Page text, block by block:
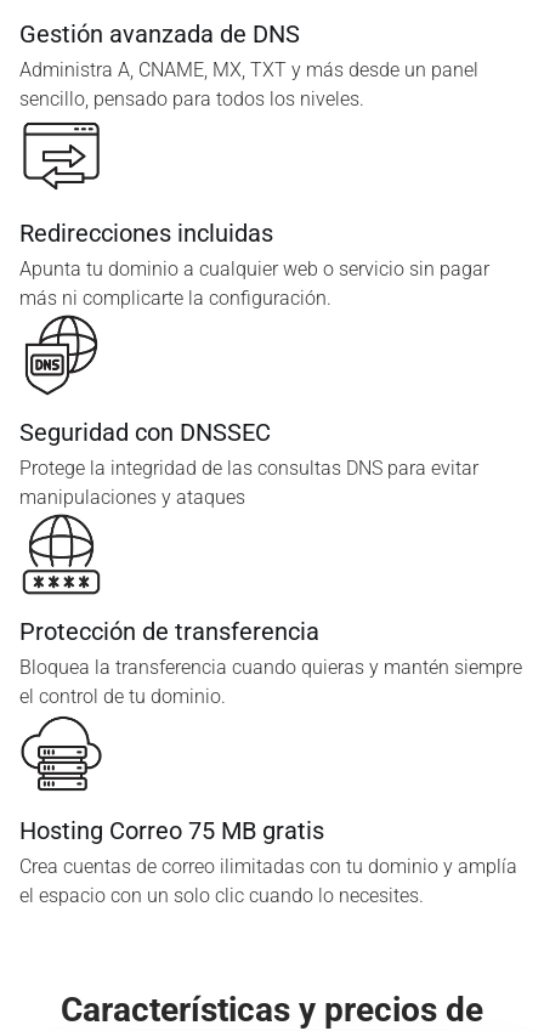
Gestión avanzada de DNS
Administra A, CNAME, MX, TXT y más desde un panel
sencillo, pensado para todos los niveles.
Redirecciones incluidas
Apunta tu dominio a cualquier web o servicio sin pagar
más ni complicarte la configuración.
Seguridad con DNSSEC
Protege la integridad de las consultas DNS para evitar
manipulaciones y ataques
Protección de transferencia
Bloquea la transferencia cuando quieras y mantén siempre
el control de tu dominio.
Hosting Correo 75 MB gratis
Crea cuentas de correo ilimitadas con tu dominio y amplía
el espacio con un solo clic cuando lo necesites.
Características y precios de